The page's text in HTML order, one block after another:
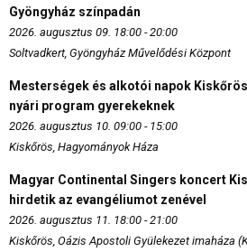
Gyöngyház színpadán
2026. augusztus 09. 18:00 - 20:00
Soltvadkert, Gyöngyház Művelődési Központ
Mesterségek és alkotói napok
nyári program gyerekeknek
2026. augusztus 10. 09:00 - 15:00
Kiskőrös, Hagyományok Háza
Magyar Continental Singers koncert
hirdetik az evangéliumot zenével
2026. augusztus 11. 18:00 - 21:00
Kiskőrös, Oázis Apostoli Gyülekezet imaháza